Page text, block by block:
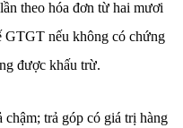
theo hóa đơn từ hai mươi
GTGT nếu không có chứng
được khấu trừ.
trả góp có giá trị hàng